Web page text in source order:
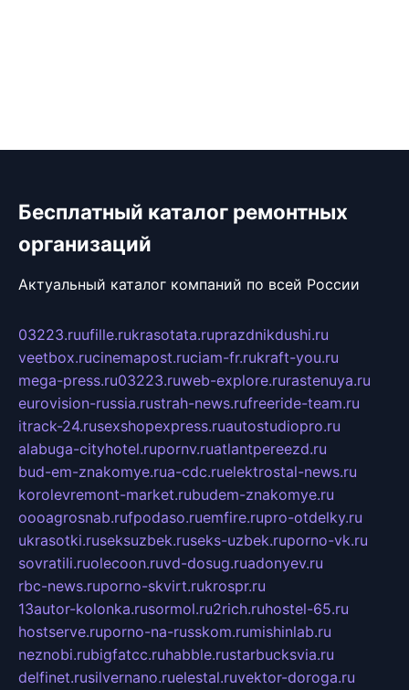
Бесплатный каталог ремонтных
организаций
Актуальный каталог компаний по всей России
03223.ruufille.rukrasotata.ruprazdnikdushi.ru
veetbox.rucinemapost.ruciam-fr.rukraft-you.ru
mega-press.ru03223.ruweb-explore.rurastenuya.ru
eurovision-russia.rustrah-news.rufreeride-team.ru
itrack-24.rusexshopexpress.ruautostudiopro.ru
alabuga-cityhotel.rupornv.ruatlantpereezd.ru
bud-em-znakomye.rua-cdc.ruelektrostal-news.ru
korolevremont-market.rubudem-znakomye.ru
oooagrosnab.rufpodaso.ruemfire.rupro-otdelky.ru
ukrasotki.ruseksuzbek.ruseks-uzbek.ruporno-vk.ru
sovratili.ruolecoon.ruvd-dosug.ruadonyev.ru
rbc-news.ruporno-skvirt.rukrospr.ru
13autor-kolonka.rusormol.ru2rich.ruhostel-65.ru
hostserve.ruporno-na-russkom.rumishinlab.ru
neznobi.rubigfatcc.ruhabble.rustarbucksvia.ru
delfinet.rusilvernano.ruelestal.ruvektor-doroga.ru